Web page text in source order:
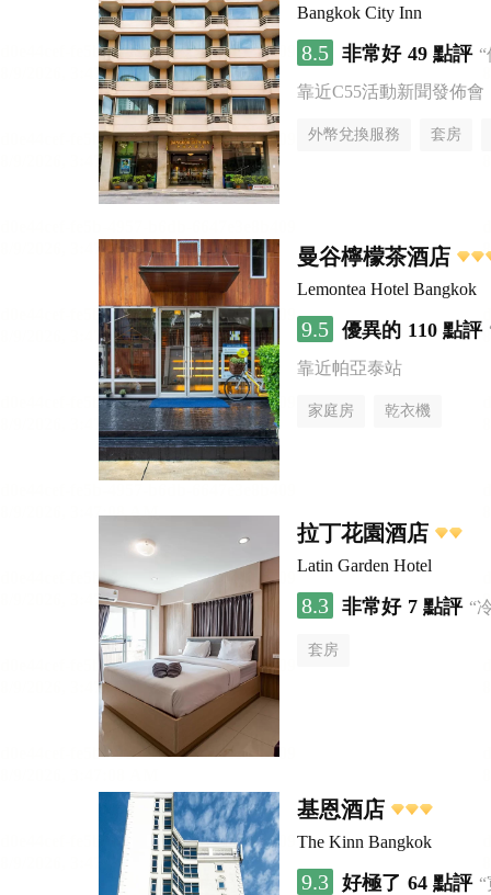
Bangkok City Inn
8.5 非常好 49 點評
靠近C55活動新聞發佈會
外幣兌換服務 套房
曼谷檸檬茶酒店
Lemontea Hotel Bangkok
9.5 優異的 110 點評
靠近帕亞泰站
家庭房 乾衣機
拉丁花園酒店
Latin Garden Hotel
8.3 非常好 7 點評 “
套房
基恩酒店
The Kinn Bangkok
9.3 好極了 64 點評